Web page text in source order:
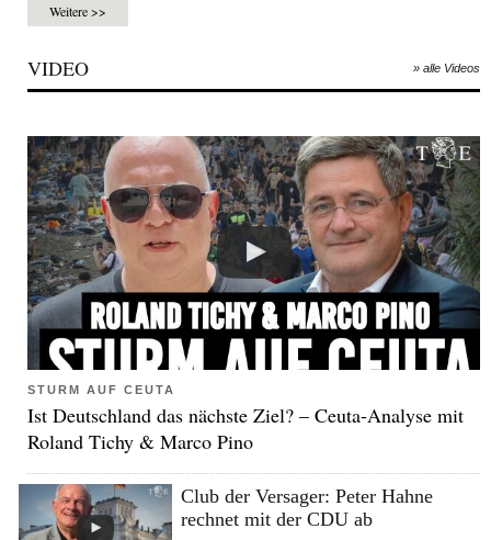
Weitere >>
VIDEO » alle Videos
STURM AUF CEUTA
Ist Deutschland das nächste Ziel? – Ceuta-Analyse mit
Roland Tichy & Marco Pino
Club der Versager: Peter Hahne
rechnet mit der CDU ab